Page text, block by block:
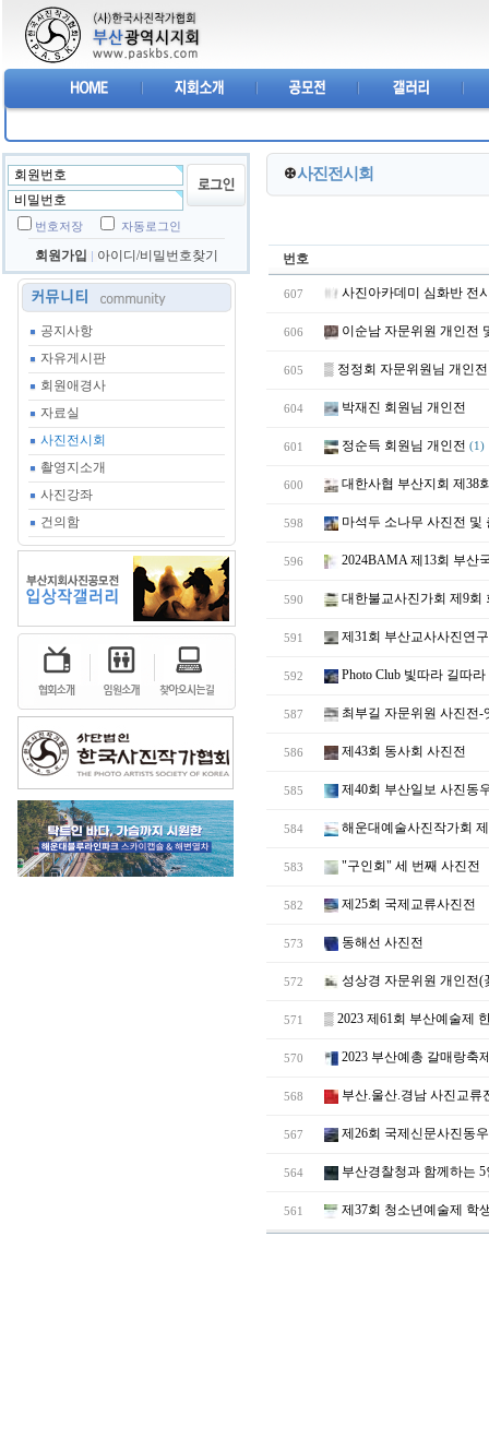
번호저장 자동로그인
회원가입 아이디/비밀번호찾기
공지사항
자유게시판
회원애경사
자료실
사진전시회
촬영지소개
사진강좌
건의함
사진전시회
번호
607 사진아카데미 심화반 전
606 이순남 자문위원 개인전
605 ▒ 정정회 자문위원님 개인전
604 박재진 회원님 개인전
601 정순득 회원님 개인전 (1)
600 대한사협 부산지회 제38
598 마석두 소나무 사진전 및
596 2024BAMA 제13회 부산
590 대한불교사진가회 제9회
591 제31회 부산교사사진연
592 Photo Club 빛따라 길따
587 최부길 자문위원 사진전-
586 제43회 동사회 사진전
585 제40회 부산일보 사진동
584 해운대예술사진작가회
583 "구인회" 세 번째 사진전
582 제25회 국제교류사진전
573 동해선 사진전
572 성상경 자문위원 개인전(
571 ▒ 2023 제61회 부산예술제
570 2023 부산예총 갈매랑축
568 부산.울산.경남 사진교류
567 제26회 국제신문사진동
564 부산경찰청과 함께하는
561 제37회 청소년예술제 학